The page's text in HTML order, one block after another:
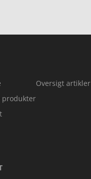
produkter
Oversigt artikler